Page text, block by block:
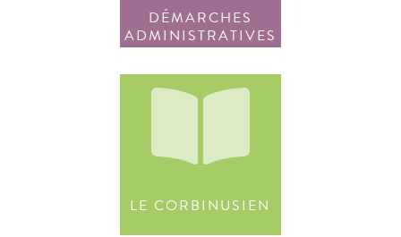
DÉMARCHES
ADMINISTRATIVES
LE CORBINUSIEN